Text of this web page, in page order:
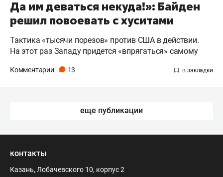
Да им деваться некуда!»: Байден
решил повоевать с хуситами
Тактика «тысячи порезов» против США в действии.
На этот раз Западу придется «впрягаться» самому
Комментарии 13
еще публикации
контакты
Казань, Лобачевского 10, корпус 2